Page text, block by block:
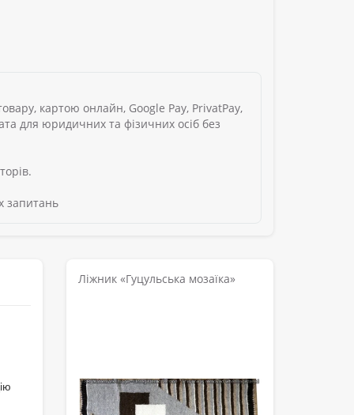
картою онлайн, Google Pay, PrivatPay,
для юридичних та фізичних осіб без
запитань
Ліжник «Гуцульська мозаїка»